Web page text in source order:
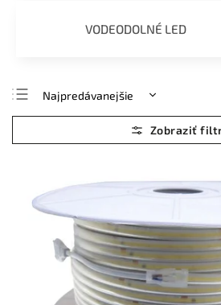
VODEODOLNÉ LED
Najpredávanejšie
Najlacnejšie
Najdrahšie